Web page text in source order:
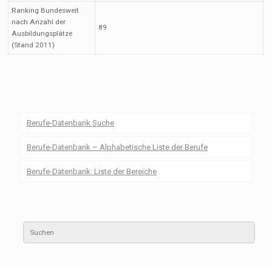
Ranking Bundesweit
nach Anzahl der
Ausbildungsplätze
(Stand 2011)
89
Berufe-Datenbank Suche
Berufe-Datenbank – Alphabetische Liste der Berufe
Berufe-Datenbank: Liste der Bereiche